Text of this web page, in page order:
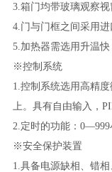
3. 箱门均带玻璃观察视
4. 门与门框之间采用
5. 加热器需选用升温快
※控制系统
1. 控制系统选用高精
上。具有自由输入，
2.定时的功能： 0—999
※安全保护装置
1. 具备电源缺相、错相